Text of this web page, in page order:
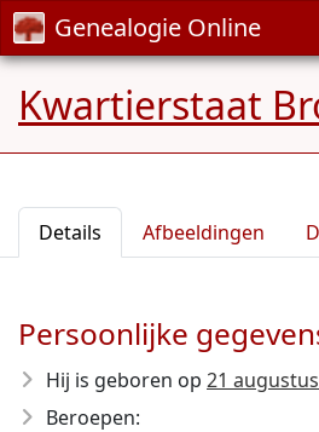
Genealogie Online
Kwartierstaat
Details Afbeeldingen
Persoonlijke
Hij is geboren op 21
Beroepen: